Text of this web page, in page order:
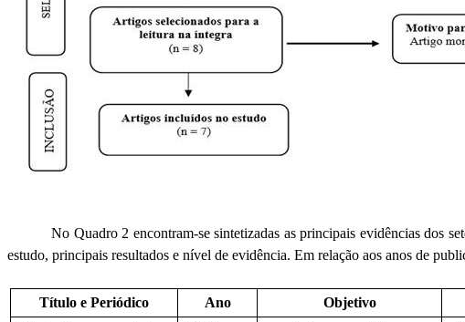
No Quadro 2 encontram-se sintetizadas as principais evidências dos
estudo, principais resultados e nível de evidência. Em relação aos anos de
Título e Periódico Ano Objetivo